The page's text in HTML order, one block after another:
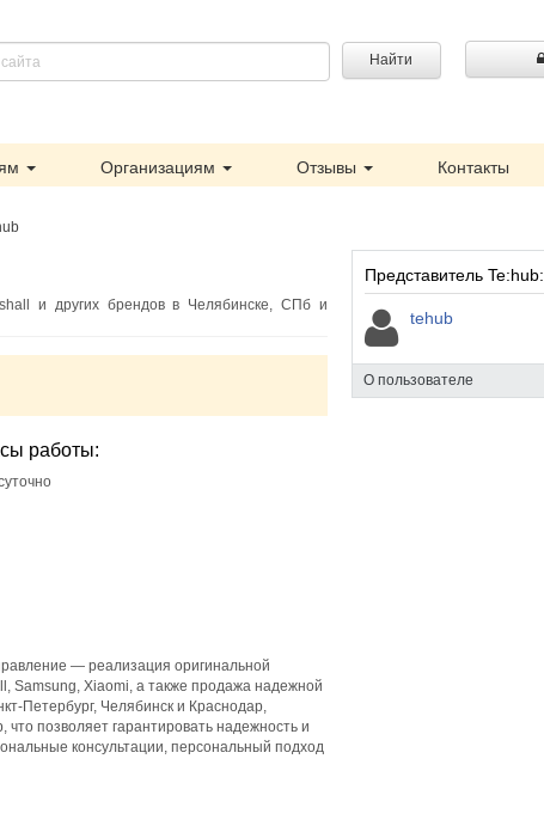
Найти
Организациям Отзывы Контакты
и других брендов в Челябинске, СПб и
работы:
— реализация оригинальной
Samsung, Xiaomi, а также продажа надежной
Петербург, Челябинск и Краснодар,
позволяет гарантировать надежность и
консультации, персональный подход
Представитель Te:hub:
tehub
О пользователе